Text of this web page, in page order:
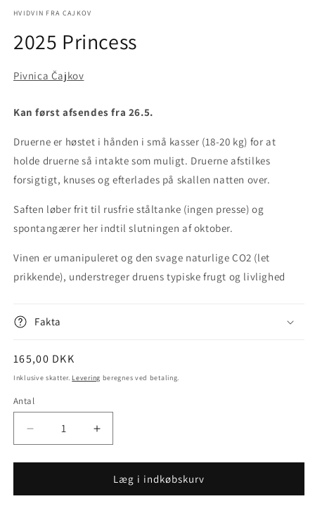
1
modus
HVIDVIN FRA CAJKOV
2025 Princess
Pivnica Čajkov
Kan først afsendes fra 26.5.
Druerne er høstet i hånden i små kasser (18-20 kg) for at
holde druerne så intakte som muligt. Druerne afstilkes
forsigtigt, knuses og efterlades på skallen natten over.
Saften løber frit til rusfrie ståltanke (ingen presse) og
spontangærer her indtil slutningen af oktober.
Vinen er umanipuleret og den svage naturlige CO2 (let
prikkende), understreger druens typiske frugt og livlighed
Fakta
Normalpris
165,00 DKK
Inklusive skatter. Levering beregnes ved betaling.
Antal
Antal
Reducer
antallet
for
Princess
Øg
antallet
for
2025
Princess
Læg i indkøbskurv